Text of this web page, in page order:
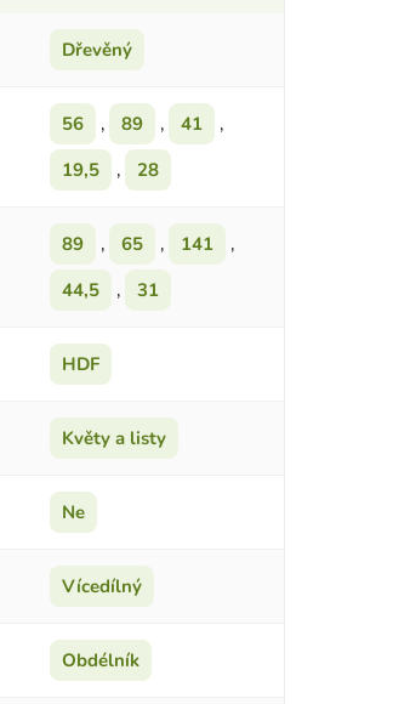
Dřevěný
56 , 89 , 41
,
19,5
, 28
89 , 65 , 141
,
44,5
, 31
HDF
Květy a listy
Ne
Vícedílný
Obdélník